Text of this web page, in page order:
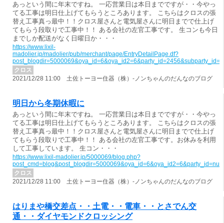
あっという間に年末ですね。 一応営業日は本日までですが・・今やっ
てる工事は明日仕上げてもらうところあります。 こちらはクロスの張
替え工事真っ最中！！クロス屋さんと電気屋さんに明日までで仕上げ
てもらう段取りで工事中！！ ある会社の左官工事です。 生コンも今日
までしか配送がなく日曜日か・・・
https://www.lixil-
madolier.jp/madolier/pub/merchant/page/EntryDetailPage.df?
クロス
2021/12/28 11:00 土佐トーヨー住器（株）-ノンちゃんのだんなのブログ
明日から冬期休暇に
あっという間に年末ですね。 一応営業日は本日までですが・・今やっ
てる工事は明日仕上げてもらうところあります。 こちらはクロスの張
替え工事真っ最中！！クロス屋さんと電気屋さんに明日までで仕上げ
てもらう段取りで工事中！！ ある会社の左官工事です。お休みを利用
して工事しています。 生コン・・・
https://www.lixil-madolier.jp/5000069/blog.php?
クロス
2021/12/28 11:00 土佐トーヨー住器（株）-ノンちゃんのだんなのブログ
はりまや橋交差点・・土電・・電車・・とさでん交
通・・ダイヤモンドクロッシング